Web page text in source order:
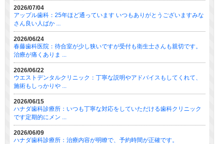
2026/07/04
アップル歯科：25年ほど通っています いつもありがとうございますみな
さん良い人ばか ...
2026/06/24
春藤歯科医院：待合室が少し狭いですが受付も衛生士さんも親切です。
治療が痛くありま ...
2026/06/22
ウエストデンタルクリニック：丁寧な説明やアドバイスもしてくれて、
施術もしっかりや ...
2026/06/15
ハナダ歯科診療所：いつも丁寧な対応をしていただける歯科クリニック
です定期的にメン ...
2026/06/09
ハナダ歯科診療所：治療内容が明瞭で、予約時間が正確です。